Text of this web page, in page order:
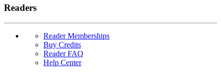
Readers
Reader Memberships
Buy Credits
Reader FAQ
Help Center